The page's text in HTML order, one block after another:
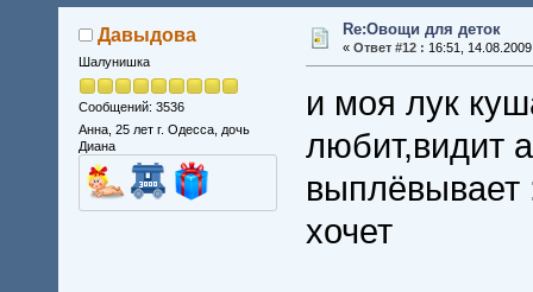
Давыдова
Шалунишка
Сообщений: 3536
Анна, 25 лет г. Одесса, дочь
Диана
Re:Овощи для деток
« Ответ #12 : 16:51,
и моя лук
любит,видит
выплёвывает
хочет